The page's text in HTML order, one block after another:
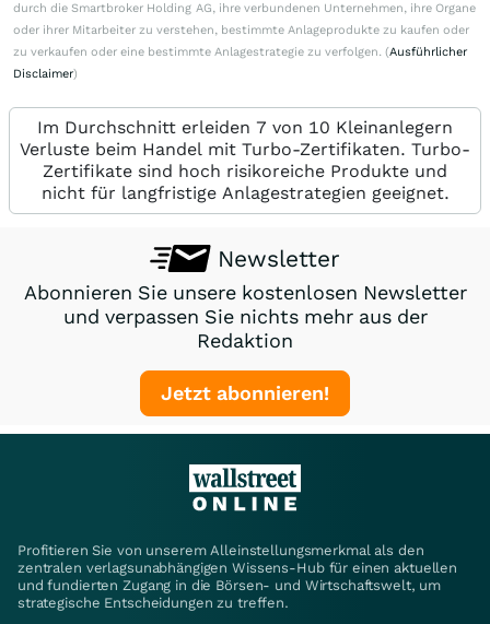
durch die Smartbroker Holding AG, ihre verbundenen Unternehmen, ihre Organe
oder ihrer Mitarbeiter zu verstehen, bestimmte Anlageprodukte zu kaufen oder
zu verkaufen oder eine bestimmte Anlagestrategie zu verfolgen. (Ausführlicher
Disclaimer)
Im Durchschnitt erleiden 7 von 10 Kleinanlegern
Verluste beim Handel mit Turbo-Zertifikaten. Turbo-
Zertifikate sind hoch risikoreiche Produkte und
nicht für langfristige Anlagestrategien geeignet.
Newsletter
Abonnieren Sie unsere kostenlosen Newsletter
und verpassen Sie nichts mehr aus der
Redaktion
Jetzt abonnieren!
Profitieren Sie von unserem Alleinstellungsmerkmal als den
zentralen verlagsunabhängigen Wissens-Hub für einen aktuellen
und fundierten Zugang in die Börsen- und Wirtschaftswelt, um
strategische Entscheidungen zu treffen.